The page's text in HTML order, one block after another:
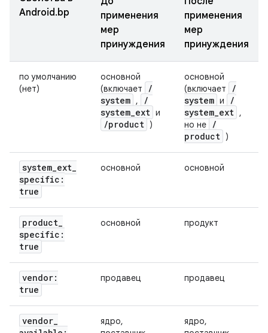
Android.bp
применения
мер
принуждения
применения
мер
принуждения
по умолчанию
(нет)
основной
(включает
/
system ,
/
system_ext и
/product )
основной
(включает
/
system и
/
system_ext ,
но не
/
product )
system_ext_
specific:
true
основной основной
product_
specific:
true
основной продукт
vendor:
true
продавец продавец
vendor_
ядро,
ядро,